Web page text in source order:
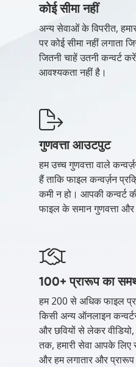
कोई सीमा नहीं
अन्य सेवाओं के विपरीत,
पर कोई सीमा नहीं लगाता
जितनी चाहें उतनी कन्वर्ट
आवश्यकता नहीं है।
गुणवत्ता आउटपुट
हम उच्च गुणवत्ता वाले
हैं ताकि फाइल कन्वर्ज़न
कमी न हो। आपकी कन्वर्ट
फाइल के समान गुणवत्ता और
100+ प्रारूप का
हम 200 से अधिक फाइल
किसी अन्य ऑनलाइन
और छवियों से लेकर
तक, हमारी सेवा आपके
और हम लगातार और